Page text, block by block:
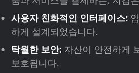
사용자 친화적인 인터페이스:
하게 설계되었습니다.
탁월한 보안: 자산이 안전하게
보호됩니다.